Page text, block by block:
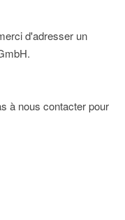
d'adresser un
à nous contacter pour